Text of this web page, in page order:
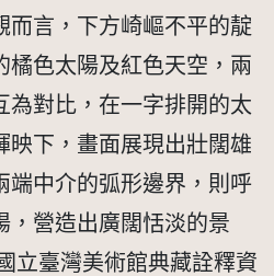
而言，下方崎嶇不平的靛
橘色太陽及紅色天空，兩
為對比，在一字排開的太
映下，畫面展現出壯闊雄
端中介的弧形邊界，則呼
，營造出廣闊恬淡的景
立臺灣美術館典藏詮釋資